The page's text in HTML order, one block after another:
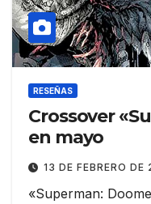
RESEÑAS
Crossover
en mayo
13 DE FEBRERO DE
«Superman: